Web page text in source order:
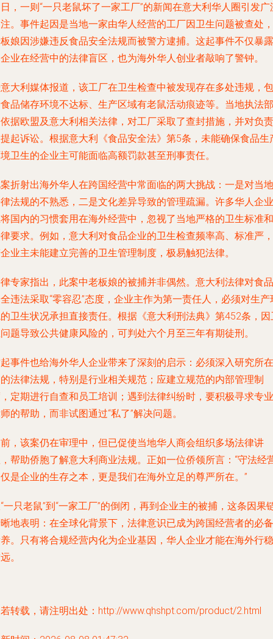
，一则“一只老鼠坏了一家工厂”的新闻在意大利华人圈引发广
。事件起因是当地一家由华人经营的工厂因卫生问题被查处，
娘因涉嫌违反食品安全法规而被警方逮捕。这起事件不仅暴露
业在经营中的法律盲区，也为海外华人创业者敲响了警钟。
大利媒体报道，该工厂在卫生检查中被发现存在多处违规，包
品储存环境不达标、生产区域有老鼠活动痕迹等。当地执法部
据欧盟及意大利相关法律，对工厂采取了查封措施，并对负责
起诉讼。根据意大利《食品安全法》第5条，未能确保食品生
卫生的企业主可能面临高额罚款甚至刑事责任。
折射出海外华人在跨国经营中常面临的两大挑战：一是对当地
法规的不熟悉，二是文化差异导致的管理疏漏。许多华人企业
国内的习惯套用在海外经营中，忽视了当地严格的卫生标准和
要求。例如，意大利对食品企业的卫生检查频率高、标准严，
业主未能建立完善的卫生管理制度，极易触犯法律。
专家指出，此案中老板娘的被捕并非偶然。意大利法律对食品
违法采取“零容忍”态度，企业主作为第一责任人，必须对生产
卫生状况承担直接责任。根据《意大利刑法典》第452条，因
题导致公共健康风险的，可判处六个月至三年有期徒刑。
事件也给海外华人企业带来了深刻的启示：必须深入研究所在
法律法规，特别是行业相关规范；应建立规范的内部管理制
定期进行自查和员工培训；遇到法律纠纷时，要积极寻求专业
的帮助，而非试图通过“私了”解决问题。
，该案仍在审理中，但已促使当地华人商会组织多场法律讲
帮助侨胞了解意大利商业法规。正如一位侨领所言：“守法经
是企业的生存之本，更是我们在海外立足的尊严所在。”
一只老鼠”到“一家工厂”的倒闭，再到企业主的被捕，这条因果
地表明：在全球化背景下，法律意识已成为跨国经营者的必备
。只有将合规经营内化为企业基因，华人企业才能在海外行稳
。
转载，请注明出处：http://www.qhshpt.com/product/2.html